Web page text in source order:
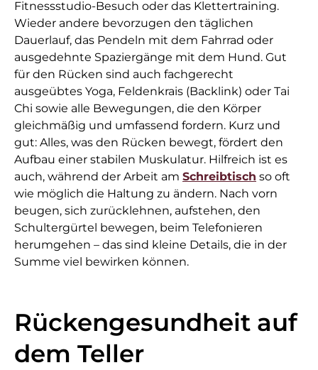
Fitnessstudio-Besuch oder das Klettertraining.
Wieder andere bevorzugen den täglichen
Dauerlauf, das Pendeln mit dem Fahrrad oder
ausgedehnte Spaziergänge mit dem Hund. Gut
für den Rücken sind auch fachgerecht
ausgeübtes Yoga, Feldenkrais (Backlink) oder Tai
Chi sowie alle Bewegungen, die den Körper
gleichmäßig und umfassend fordern. Kurz und
gut: Alles, was den Rücken bewegt, fördert den
Aufbau einer stabilen Muskulatur. Hilfreich ist es
auch, während der Arbeit am Schreibtisch so oft
wie möglich die Haltung zu ändern. Nach vorn
beugen, sich zurücklehnen, aufstehen, den
Schultergürtel bewegen, beim Telefonieren
herumgehen – das sind kleine Details, die in der
Summe viel bewirken können.
Rückengesundheit auf
dem Teller